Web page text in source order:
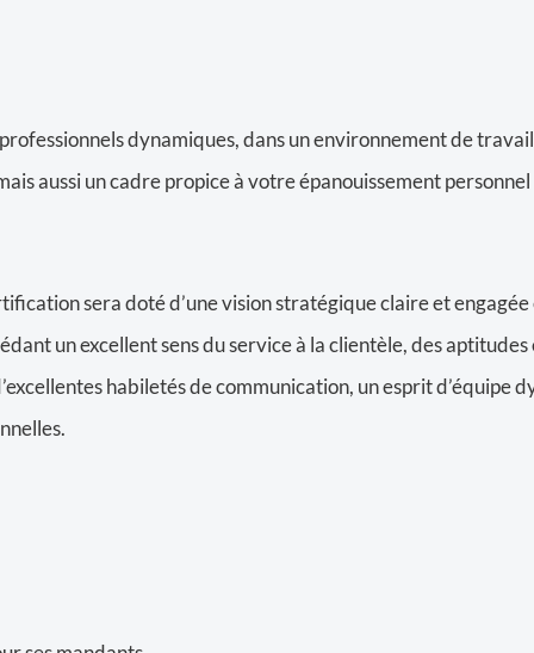
dynamiques, dans un environnement de
aussi un cadre propice à votre épanouissement
sera doté d’une vision stratégique claire et
un excellent sens du service à la clientèle, des
habiletés de communication, un esprit d’équipe